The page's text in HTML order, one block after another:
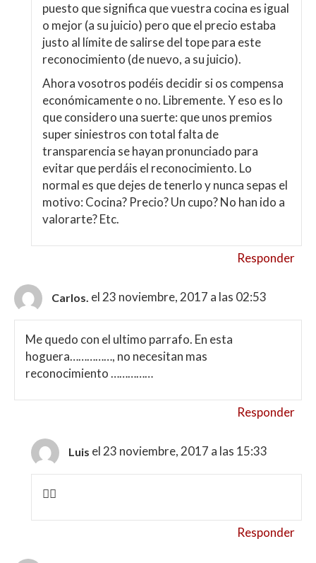
puesto que significa que vuestra cocina es igual
o mejor (a su juicio) pero que el precio estaba
justo al límite de salirse del tope para este
reconocimiento (de nuevo, a su juicio).
Ahora vosotros podéis decidir si os compensa
económicamente o no. Libremente. Y eso es lo
que considero una suerte: que unos premios
super siniestros con total falta de
transparencia se hayan pronunciado para
evitar que perdáis el reconocimiento. Lo
normal es que dejes de tenerlo y nunca sepas el
motivo: Cocina? Precio? Un cupo? No han ido a
valorarte? Etc.
Responder
Carlos. el 23 noviembre, 2017 a las 02:53
Me quedo con el ultimo parrafo. En esta
hoguera……………, no necesitan mas
reconocimiento ……………
Responder
Luis el 23 noviembre, 2017 a las 15:33
👍🏽
Responder